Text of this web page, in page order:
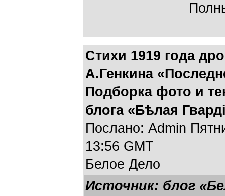
Стихи 1919 года
А.Генкина
Подборка фото и
блога «Бѣлая
Послано: Admin
13:56 GMT
Белое Дело
Источник: блог